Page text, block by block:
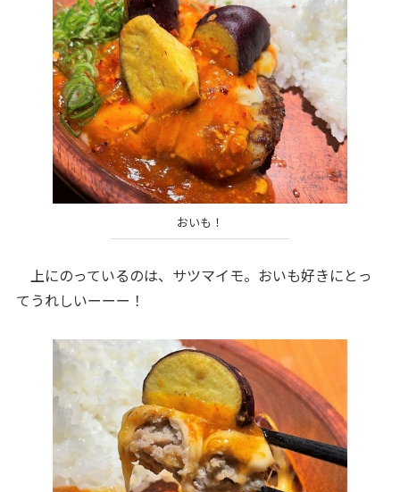
おいも！
上にのっているのは、サツマイモ。おいも好きにとっ
てうれしいーーー！